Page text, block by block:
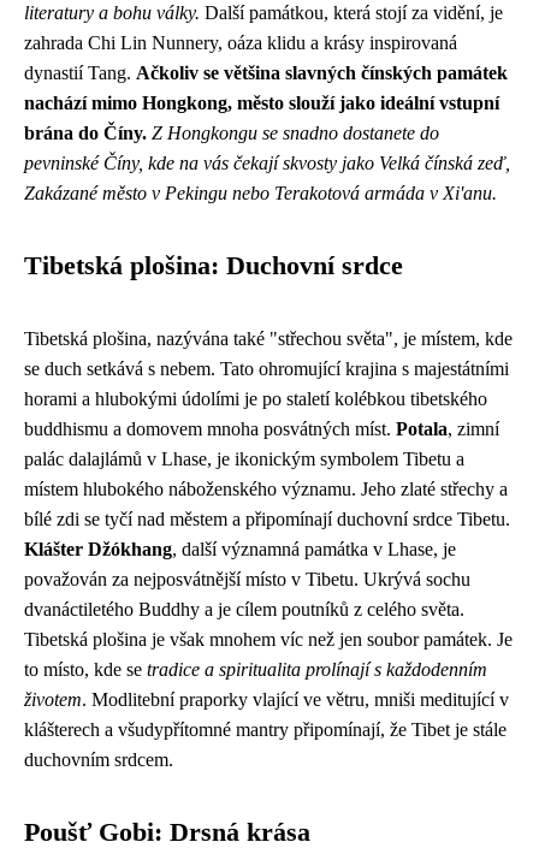
literatury a bohu války. Další památkou, která stojí za vidění, je
zahrada Chi Lin Nunnery, oáza klidu a krásy inspirovaná
dynastií Tang. Ačkoliv se většina slavných čínských památek
nachází mimo Hongkong, město slouží jako ideální vstupní
brána do Číny. Z Hongkongu se snadno dostanete do
pevninské Číny, kde na vás čekají skvosty jako Velká čínská zeď,
Zakázané město v Pekingu nebo Terakotová armáda v Xi'anu.
Tibetská plošina: Duchovní srdce
Tibetská plošina, nazývána také "střechou světa", je místem, kde
se duch setkává s nebem. Tato ohromující krajina s majestátními
horami a hlubokými údolími je po staletí kolébkou tibetského
buddhismu a domovem mnoha posvátných míst. Potala, zimní
palác dalajlámů v Lhase, je ikonickým symbolem Tibetu a
místem hlubokého náboženského významu. Jeho zlaté střechy a
bílé zdi se tyčí nad městem a připomínají duchovní srdce Tibetu.
Klášter Džókhang, další významná památka v Lhase, je
považován za nejposvátnější místo v Tibetu. Ukrývá sochu
dvanáctiletého Buddhy a je cílem poutníků z celého světa.
Tibetská plošina je však mnohem víc než jen soubor památek. Je
to místo, kde se tradice a spiritualita prolínají s každodenním
životem. Modlitební praporky vlající ve větru, mniši meditující v
klášterech a všudypřítomné mantry připomínají, že Tibet je stále
duchovním srdcem.
Poušť Gobi: Drsná krása